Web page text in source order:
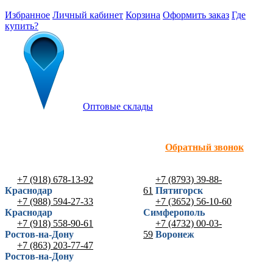
Избранное Личный кабинет Корзина Оформить заказ Где
купить?
Оптовые склады
Обратный звонок
+7 (918) 678-13-92
Краснодар
+7 (988) 594-27-33
Краснодар
+7 (918) 558-90-61
Ростов-на-Дону
+7 (863) 203-77-47
Ростов-на-Дону
+7 (8793) 39-88-
61 Пятигорск
+7 (3652) 56-10-60
Симферополь
+7 (4732) 00-03-
59 Воронеж